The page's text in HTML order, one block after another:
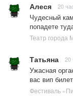
Алеся 20
Чудесный
попадете
Театр города
Татьяна 20
Ужасная
вас вип
Фестиваль